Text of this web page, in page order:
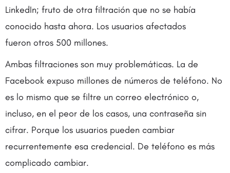
LinkedIn; fruto de otra filtración que no se había
conocido hasta ahora. Los usuarios afectados
fueron otros 500 millones.
Ambas filtraciones son muy problemáticas. La de
Facebook expuso millones de números de teléfono. No
es lo mismo que se filtre un correo electrónico o,
incluso, en el peor de los casos, una contraseña sin
cifrar. Porque los usuarios pueden cambiar
recurrentemente esa credencial. De teléfono es más
complicado cambiar.